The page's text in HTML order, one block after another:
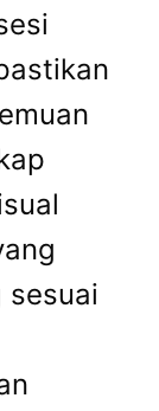
sesuai